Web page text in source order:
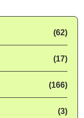
(62)
(17)
(166)
(3)